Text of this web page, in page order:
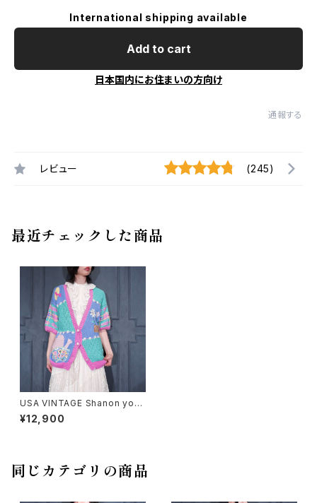
International shipping available
Add to cart
日本国内にお住まいの方向け
通報する
レビュー (245)
最近チェックした商品
USA VINTAGE Shanon youn
g FLOWER PATTERNED PA
TCH DESIGN HALF SLEEVE
ットカーディガン
¥12,900
同じカテゴリの商品